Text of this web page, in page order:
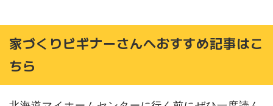
家づくりビギナーさんへおすすめ記事はこ
ちら